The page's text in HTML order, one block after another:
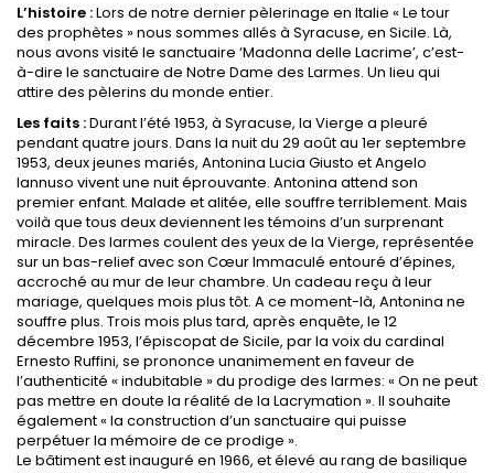
L’histoire :Lors de notre dernier pèlerinage en Italie « Le tour
des prophètes » nous sommes allés à Syracuse, en Sicile. Là,
nous avons visité le sanctuaire ‘Madonna delle Lacrime’, c’est-
à-dire le sanctuaire de Notre Dame des Larmes. Un lieu qui
attire des pèlerins du monde entier.
Les faits :Durant l’été 1953, à Syracuse, la Vierge a pleuré
pendant quatre jours. Dans la nuit du 29 août au 1er septembre
1953, deux jeunes mariés, Antonina Lucia Giusto et Angelo
Iannuso vivent une nuit éprouvante. Antonina attend son
premier enfant. Malade et alitée, elle souffre terriblement. Mais
voilà que tous deux deviennent les témoins d’un surprenant
miracle. Des larmes coulent des yeux de la Vierge, représentée
sur un bas-relief avec son Cœur Immaculé entouré d’épines,
accroché au mur de leur chambre. Un cadeau reçu à leur
mariage, quelques mois plus tôt. A ce moment-là, Antonina ne
souffre plus. Trois mois plus tard, après enquête, le 12
décembre 1953, l’épiscopat de Sicile, par la voix du cardinal
Ernesto Ruffini, se prononce unanimement en faveur de
l’authenticité « indubitable » du prodige des larmes: « On ne peut
pas mettre en doute la réalité de la Lacrymation ». Il souhaite
également « la construction d’un sanctuaire qui puisse
perpétuer la mémoire de ce prodige ».
Le bâtiment est inauguré en 1966, et élevé au rang de basilique